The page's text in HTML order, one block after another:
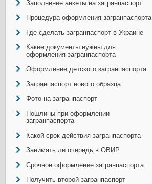
Заполнение анкеты на загранпаспорт
Процедура оформления загранпаспорта
Где сделать загранпаспорт в Украине
Какие документы нужны для
оформления загранпаспорта
Оформление детского загранпаспорта
Загранпаспорт нового образца
Фото на загранпаспорт
Пошлины при оформлении
загранпаспорта
Какой срок действия загранпаспорта
Занимать ли очередь в ОВИР
Срочное оформление загранпаспорта
Получить второй загранпаспорт